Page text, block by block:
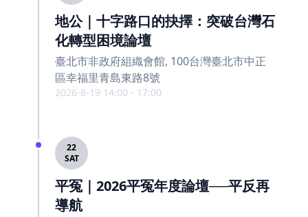
地公｜十字路口的抉擇：突破台灣石
化轉型困境論壇
臺北市非政府組織會館, 100台灣臺北市中正
區幸福里青島東路8號
2026-8-19 14:00 - 17:00
22
SAT
平冤｜2026平冤年度論壇──平反再
導航